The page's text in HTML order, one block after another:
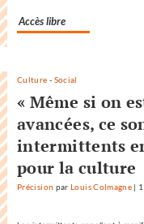
Accès libre
Culture - Social
« Même si on
avancées, ce
intermittents
pour la culture
Précision parLouis Colmagne |